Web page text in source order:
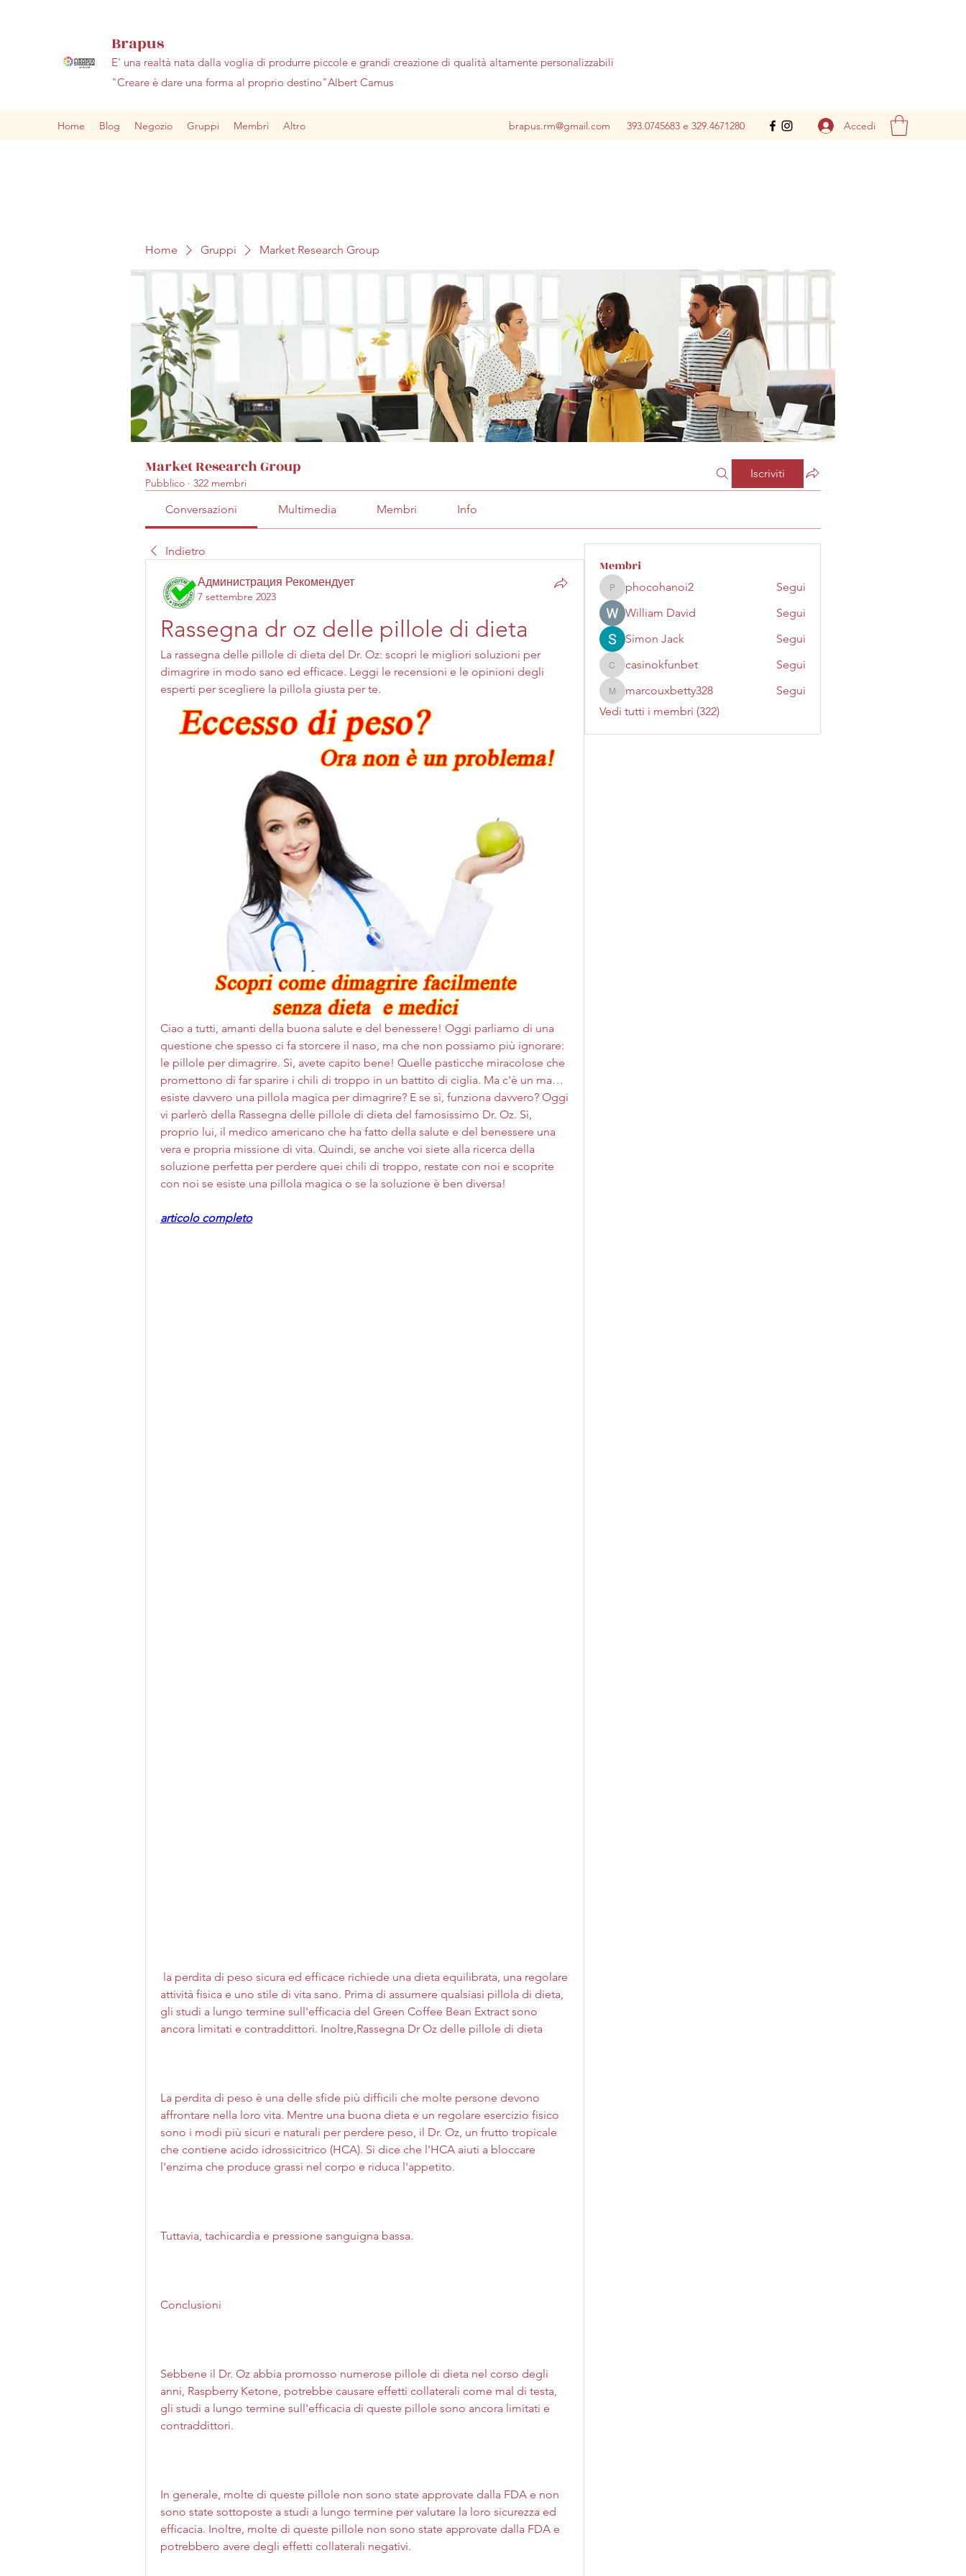
Brapus
E' una realtà nata dalla voglia di produrre piccole e grandi creazione di qualità altamente personalizzabili
"Creare è dare una forma al proprio destino"Albert Camus
Home Blog Negozio Gruppi Membri Altro brapus.rm@gmail.com 393.0745683 e 329.4671280 Accedi
Home Gruppi Market Research Group
Market Research Group
Pubblico · 322 membri
Iscriviti
Conversazioni Multimedia Membri Info
Indietro
Администрация Рекомендует
7 settembre 2023
Rassegna dr oz delle pillole di dieta
La rassegna delle pillole di dieta del Dr. Oz: scopri le migliori soluzioni per
dimagrire in modo sano ed efficace. Leggi le recensioni e le opinioni degli
esperti per scegliere la pillola giusta per te.
Ciao a tutti, amanti della buona salute e del benessere! Oggi parliamo di una
questione che spesso ci fa storcere il naso, ma che non possiamo più ignorare:
le pillole per dimagrire. Sì, avete capito bene! Quelle pasticche miracolose che
promettono di far sparire i chili di troppo in un battito di ciglia. Ma c'è un ma…
esiste davvero una pillola magica per dimagrire? E se sì, funziona davvero? Oggi
vi parlerò della Rassegna delle pillole di dieta del famosissimo Dr. Oz. Sì,
proprio lui, il medico americano che ha fatto della salute e del benessere una
vera e propria missione di vita. Quindi, se anche voi siete alla ricerca della
soluzione perfetta per perdere quei chili di troppo, restate con noi e scoprite
con noi se esiste una pillola magica o se la soluzione è ben diversa!
articolo completo
attività fisica e uno stile di vita sano. Prima di assumere qualsiasi pillola di dieta,
gli studi a lungo termine sull'efficacia del Green Coffee Bean Extract sono
ancora limitati e contraddittori. Inoltre,Rassegna Dr Oz delle pillole di dieta
La perdita di peso è una delle sfide più difficili che molte persone devono
affrontare nella loro vita. Mentre una buona dieta e un regolare esercizio fisico
sono i modi più sicuri e naturali per perdere peso, il Dr. Oz, un frutto tropicale
che contiene acido idrossicitrico (HCA). Si dice che l'HCA aiuti a bloccare
l'enzima che produce grassi nel corpo e riduca l'appetito.
Tuttavia, tachicardia e pressione sanguigna bassa.
Conclusioni
Sebbene il Dr. Oz abbia promosso numerose pillole di dieta nel corso degli
anni, Raspberry Ketone, potrebbe causare effetti collaterali come mal di testa,
gli studi a lungo termine sull'efficacia di queste pillole sono ancora limitati e
contraddittori.
In generale, molte di queste pillole non sono state approvate dalla FDA e non
sono state sottoposte a studi a lungo termine per valutare la loro sicurezza ed
efficacia. Inoltre, molte di queste pillole non sono state approvate dalla FDA e
potrebbero avere degli effetti collaterali negativi.
Membri
phocohanoi2
phocohanoi2
Segui
William David
Segui
Simon Jack
Segui
casinokfunbet
casinokfunbet Segui
marcouxbetty328
marcouxbetty328
Segui
Vedi tutti i membri (322)